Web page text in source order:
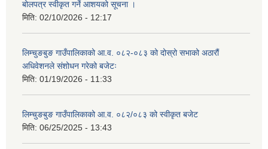
बोलपत्र स्वीकृत गर्ने आशयको सूचना ।
मिति: 02/10/2026 - 12:17
लिम्चुङबुङ गाउँपालिकाको आ.व. ०८२-०८३ को दोस्रो सभाको अठारौं
अधिवेशनले संशोधन गरेको बजेटः
मिति: 01/19/2026 - 11:33
लिम्चुङबुङ गाउँपालिकाको आ.व. ०८२/०८३ को स्वीकृत बजेट
मिति: 06/25/2025 - 13:43